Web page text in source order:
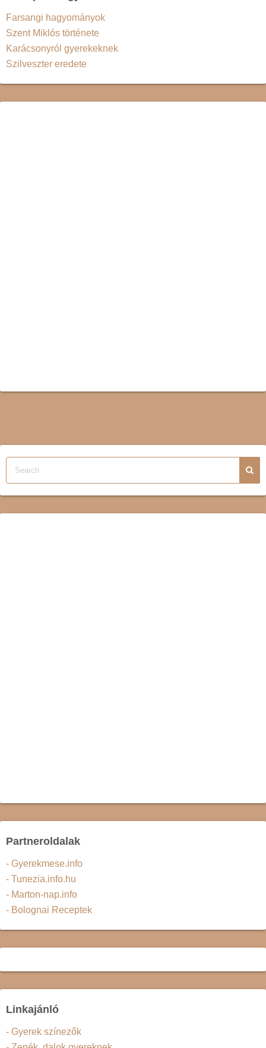
Farsangi hagyományok
Szent Miklós története
Karácsonyról gyerekeknek
Szilveszter eredete
Partneroldalak
- Gyerekmese.info
- Tunezia.info.hu
- Marton-nap.info
- Bolognai Receptek
Linkajánló
- Gyerek színezők